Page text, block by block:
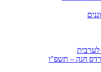
חנה – תשפ"ו